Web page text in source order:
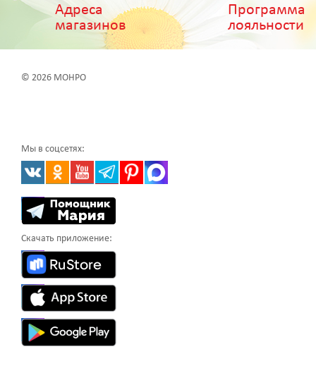
Адреса
магазинов
Программа
лояльности
© 2026 МОНРО
Мы в соцсетях:
Скачать приложение: